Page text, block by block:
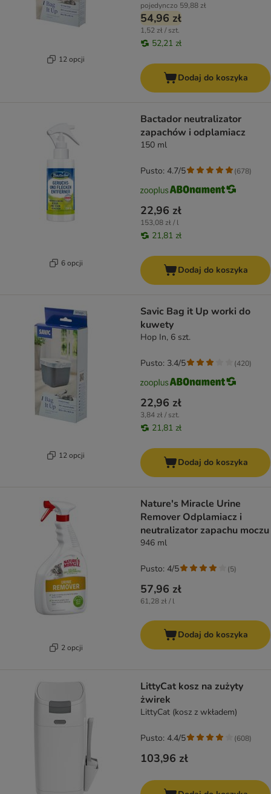
12 opcji
pojedynczo 59,88 zł
54,96 zł
1,52 zł / szt.
52,21 zł
Dodaj do koszyka
6 opcji
Bactador neutralizator
zapachów i odplamiacz
150 ml
22,96 zł
153,08 zł / l
21,81 zł
Pusto: 4.7/5 (678)
Dodaj do koszyka
12 opcji
Savic Bag it Up worki do
kuwety
Hop In, 6 szt.
22,96 zł
3,84 zł / szt.
21,81 zł
Pusto: 3.4/5 (420)
Dodaj do koszyka
2 opcji
Nature's Miracle Urine
Remover Odplamiacz i
neutralizator zapachu moczu
946 ml
57,96 zł
61,28 zł / l
Pusto: 4/5 (5)
Dodaj do koszyka
LittyCat kosz na zużyty
żwirek
LittyCat (kosz z wkładem)
103,96 zł
Pusto: 4.4/5 (608)